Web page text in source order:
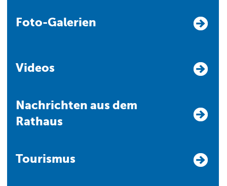
Foto-Galerien
Videos
Nachrichten aus dem
Rathaus
Tourismus